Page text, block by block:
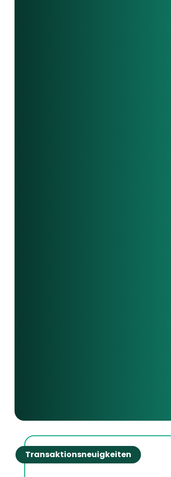
Transaktionsneuigkeiten